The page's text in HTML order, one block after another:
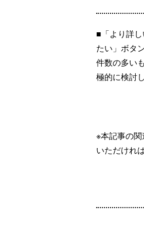
■「より詳
たい」ボタ
件数の多い
極的に検討
※本記事の
いただけれ